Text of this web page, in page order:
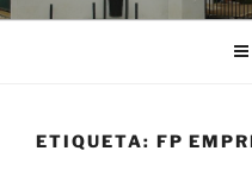
ETIQUETA: FP